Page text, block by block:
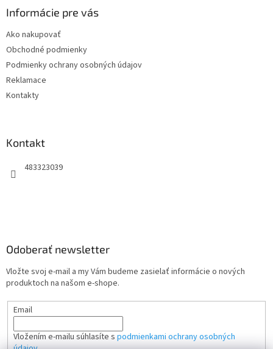
Informácie pre vás
Ako nakupovať
Obchodné podmienky
Podmienky ochrany osobných údajov
Reklamace
Kontakty
Kontakt
483323039
Odoberať newsletter
Vložte svoj e-mail a my Vám budeme zasielať informácie o nových
produktoch na našom e-shope.
Email
Vložením e-mailu súhlasíte s podmienkami ochrany osobných